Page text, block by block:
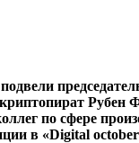
Рубен
по сфере
в «Digital